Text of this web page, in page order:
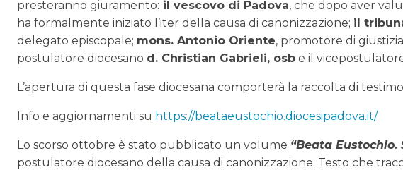
presteranno giuramento: il vescovo di Padova, che dopo aver
ha formalmente iniziato l’iter della causa di canonizzazione; il
delegato episcopale; mons. Antonio Oriente, promotore di
postulatore diocesano d. Christian Gabrieli, osb e il
L’apertura di questa fase diocesana comporterà la raccolta di
Info e aggiornamenti su https://beataeustochio.diocesipadova.it/
Lo scorso ottobre è stato pubblicato un volume “Beata
postulatore diocesano della causa di canonizzazione. Testo che